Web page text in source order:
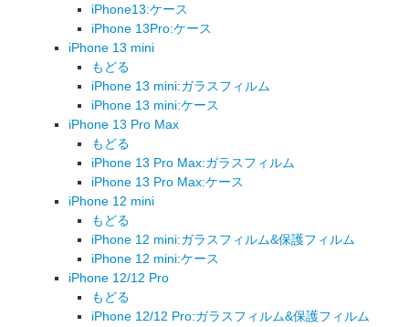
iPhone13:ケース
iPhone 13Pro:ケース
iPhone 13 mini
もどる
iPhone 13 mini:ガラスフィルム
iPhone 13 mini:ケース
iPhone 13 Pro Max
もどる
iPhone 13 Pro Max:ガラスフィルム
iPhone 13 Pro Max:ケース
iPhone 12 mini
もどる
iPhone 12 mini:ガラスフィルム&保護フィルム
iPhone 12 mini:ケース
iPhone 12/12 Pro
もどる
iPhone 12/12 Pro:ガラスフィルム&保護フィルム